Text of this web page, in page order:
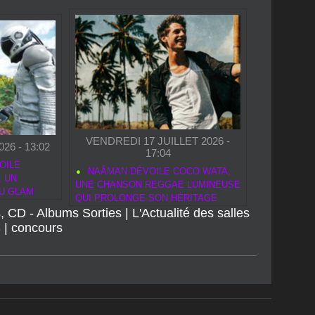
- 13:02
UN
GLAM
VENDREDI 17 JUILLET 2026 -
17:04
NAÂMAN DÉVOILE COCO WATA,
UNE CHANSON REGGAE LUMINEUSE
QUI PROLONGE SON HÉRITAGE
ARTISTIQUE
CD - Albums Sorties |L'Actualité des salles
|concours